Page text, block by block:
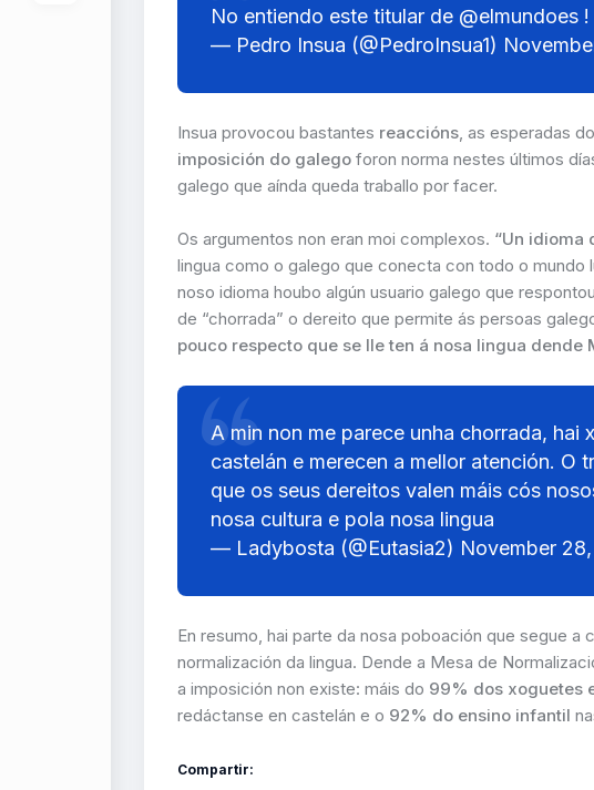
No entiendo este titular de @elmundoes !
— Pedro Insua (@PedroInsua1)
Insua provocou bastantes reaccións, as esperadas
imposición do galego foron norma nestes últimos
galego que aínda queda traballo por facer.
Os argumentos non eran moi complexos. “Un idioma
lingua como o galego que conecta con todo o
noso idioma houbo algún usuario galego que
de “chorrada” o dereito que permite ás persoas
pouco respecto que se lle ten á nosa lingua dende
A min non me parece unha chorrada, hai
castelán e merecen a mellor atención. O
que os seus dereitos valen máis cós
nosa cultura e pola nosa lingua
— Ladybosta (@Eutasia2) November
En resumo, hai parte da nosa poboación que segue
normalización da lingua. Dende a Mesa de
a imposición non existe: máis do 99% dos xoguetes
redáctanse en castelán e o 92% do ensino infantil
Compartir: